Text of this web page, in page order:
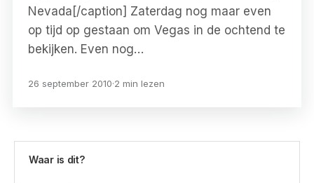
Nevada[/caption] Zaterdag nog maar even
op tijd op gestaan om Vegas in de ochtend te
bekijken. Even nog…
26 september 2010·2 min lezen
Waar is dit?